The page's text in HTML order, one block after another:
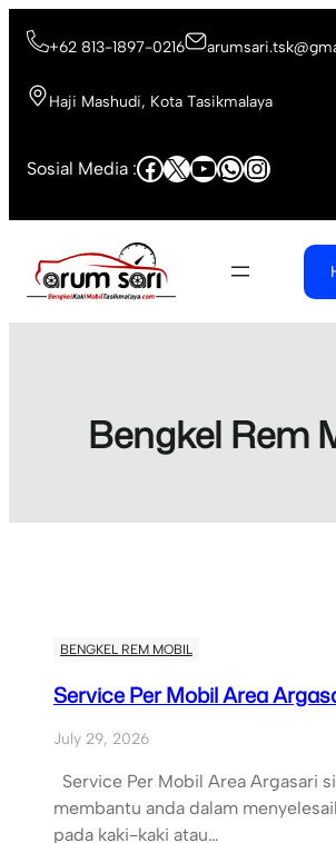
+62 813-1897-0216
Haji Mashudi, Kota Tasikmalaya
Sosial Media :Facebook
X YouTube
WhatsApp
Bengkel Rem
BENGKEL REM MOBIL
Service Per Mobil Area
July 29, 2026
Service Per Mobil Area Argasari
membantu anda dalam
pada kaki-kaki atau…